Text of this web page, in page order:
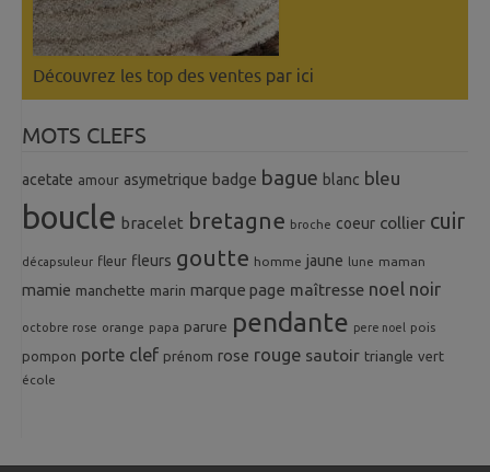
Découvrez les top des ventes par ici
MOTS CLEFS
acetate amour asymetrique badge bague blanc bleu
boucle bracelet bretagne broche coeur collier cuir
décapsuleur fleur fleurs goutte homme jaune lune maman
mamie manchette marin marque page maîtresse noel noir
octobre rose orange papa parure pendante pere noel pois
pompon porte clef prénom rose rouge sautoir triangle vert
école